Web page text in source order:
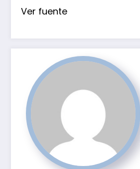
Ver fuente